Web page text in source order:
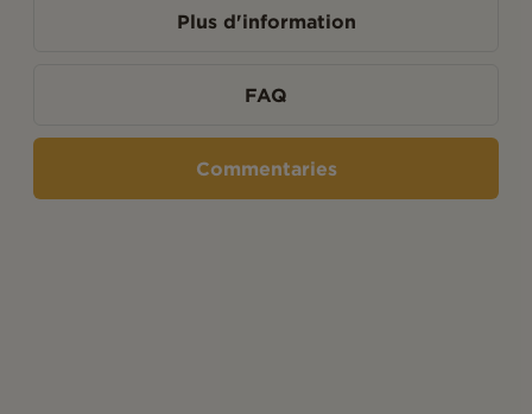
Plus d'information
FAQ
Commentaries